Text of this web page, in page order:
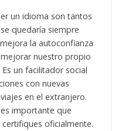
un idioma son tantos
quedaría siempre
la autoconfianza
nuestro propio
un facilitador social
con nuevas
en el extranjero.
importante que
oficialmente.